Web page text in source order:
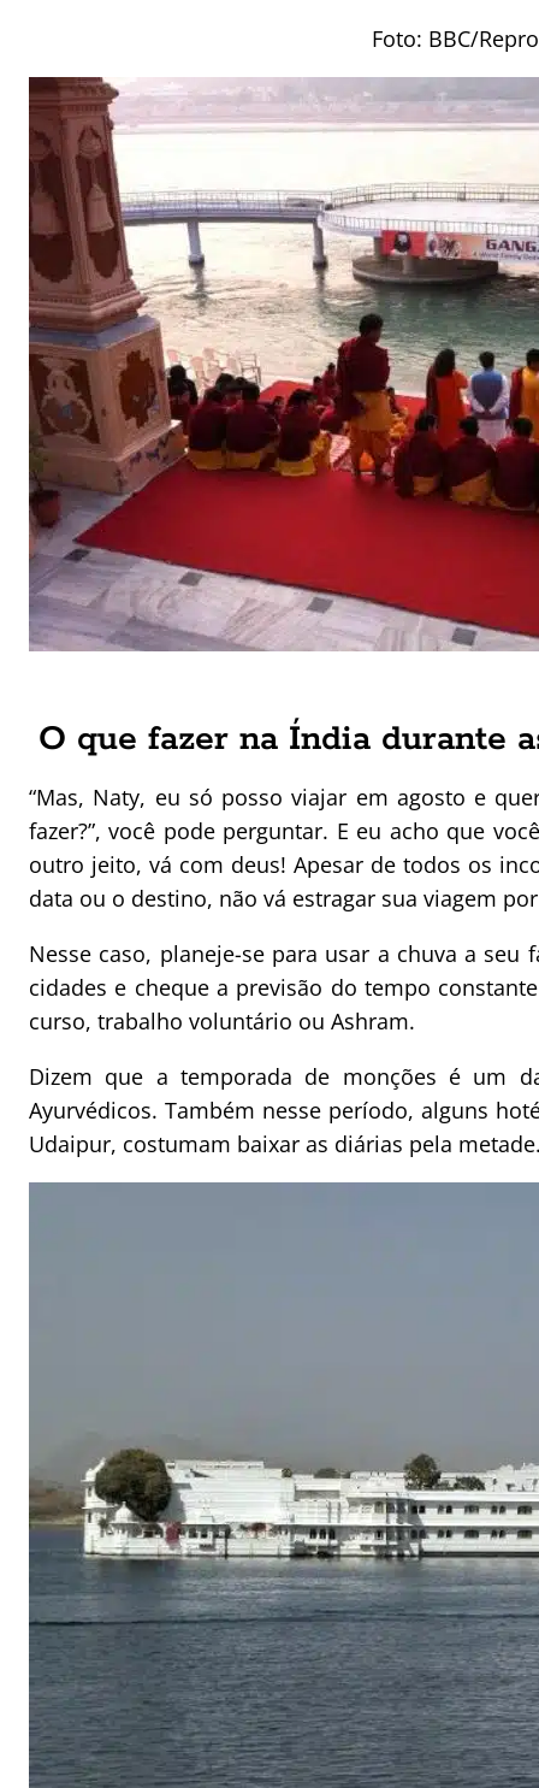
Foto: BBC/
O que fazer na Índia durante
“Mas, Naty, eu só posso viajar em agosto e
fazer?”, você pode perguntar. E eu acho que
outro jeito, vá com deus! Apesar de todos os
data ou o destino, não vá estragar sua viagem
Nesse caso, planeje-se para usar a chuva a
cidades e cheque a previsão do tempo
curso, trabalho voluntário ou Ashram.
Dizem que a temporada de monções é um
Ayurvédicos. Também nesse período, alguns
Udaipur, costumam baixar as diárias pela